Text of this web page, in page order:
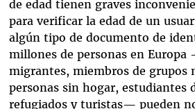
de edad tienen graves
para verificar la edad de un
algún tipo de documento de
millones de personas en
migrantes, miembros de grupos
personas sin hogar, estudiantes
refugiados y turistas— pueden